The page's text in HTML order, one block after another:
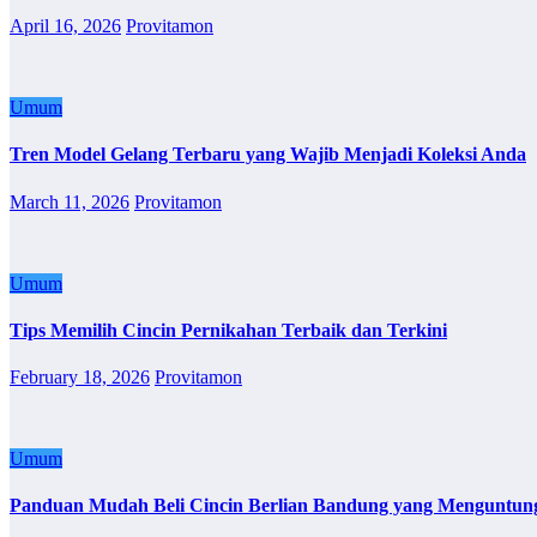
April 16, 2026 Provitamon
Umum
Tren Model Gelang Terbaru yang Wajib Menjadi Koleksi Anda
March 11, 2026 Provitamon
Umum
Tips Memilih Cincin Pernikahan Terbaik dan Terkini
February 18, 2026 Provitamon
Umum
Panduan Mudah Beli Cincin Berlian Bandung yang